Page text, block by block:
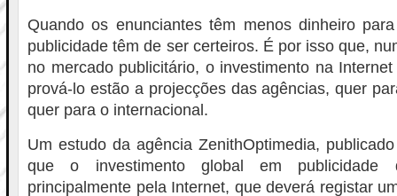
Quando os enunciantes têm menos dinheiro
publicidade têm de ser certeiros. É por isso que,
no mercado publicitário, o investimento na
prová-lo estão a projecções das agências, quer
quer para o internacional.
Um estudo da agência ZenithOptimedia,
que o investimento global em publicidade
principalmente pela Internet, que deverá registar